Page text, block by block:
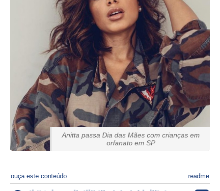
Anitta passa Dia das Mães com crianças em
orfanato em SP
ouça este conteúdo readme